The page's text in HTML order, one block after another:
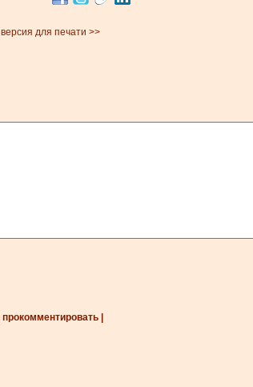
версия для печати >>
| прокомментировать |